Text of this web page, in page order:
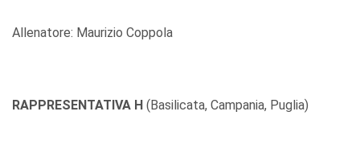
Allenatore: Maurizio Coppola
RAPPRESENTATIVA H (Basilicata, Campania, Puglia)